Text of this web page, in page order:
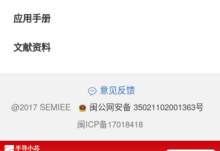
应用手册
文献资料
意见反馈
@2017 SEMIEE
闽公网安备 35021102001363号
闽ICP备17018418